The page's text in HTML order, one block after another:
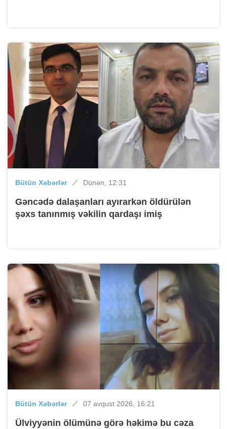
Bütün Xəbərlər Dünən, 12:31
Gəncədə dalaşanları ayırarkən öldürülən
şəxs tanınmış vəkilin qardaşı imiş
Bütün Xəbərlər 07 avqust 2026, 16:21
Ülviyyənin ölümünə görə həkimə bu cəza